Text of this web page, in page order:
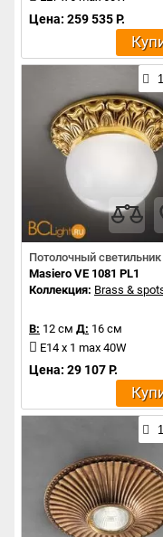
Цена: 259 535 Р.
Потолочный светильник
Masiero VE 1081 PL1
Коллекция: Brass &
В: 12 см Д: 16 см
E14 x 1 max 40W
Цена: 29 107 Р.